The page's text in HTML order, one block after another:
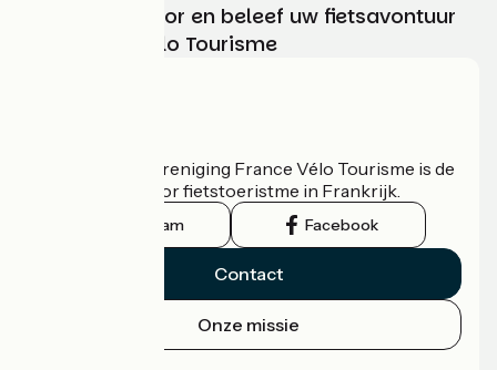
Kies, bereid voor en beleef uw fietsavontuur
met France Vélo Tourisme
De nationale vereniging France Vélo Tourisme is de
officiële gids voor fietstoeristme in Frankrijk.
Instagram Facebook
Contact
Onze missie